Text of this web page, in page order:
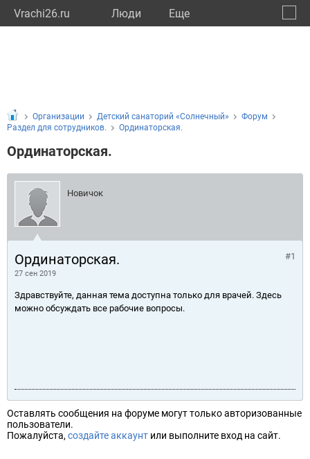
Vrachi26.ru Люди Eще
Организации Детский санаторий «Солнечный»
Форум
Раздел для сотрудников.
Ординаторская.
Ординаторская.
Новичок
Ординаторская.
27 сен 2019
#1
Здравствуйте, данная тема доступна только для врачей. Здесь
можно обсуждать все рабочие вопросы.
Оставлять сообщения на форуме могут только авторизованные
пользователи.
Пожалуйста, создайте аккаунт или выполните вход на сайт.